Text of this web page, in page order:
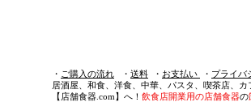
・ ご購入の流れ ・ 送料 ・ お支払い ・ プライバ
居酒屋、和食、洋食、中華、パスタ、喫茶店、
【店舗食器.com】へ！ 飲食店開業用の店舗食器の